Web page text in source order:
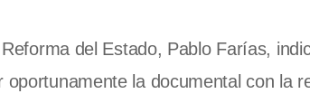
del Estado, Pablo Farías,
la documental con la